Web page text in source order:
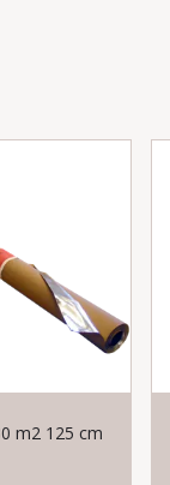
m2 125 cm